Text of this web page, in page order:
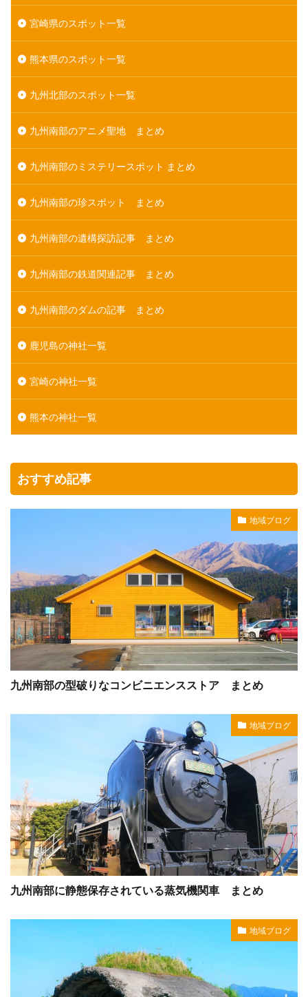
宮崎県のスポット一覧
熊本県のスポット一覧
九州北部のスポット一覧
九州南部のアニメ聖地 まとめ
九州南部のミステリースポット まとめ
九州南部の珍スポット まとめ
九州南部の遺構探訪記事 まとめ
九州南部の鉄道関連記事 まとめ
九州南部のダムの記事 まとめ
鹿児島の神社一覧
宮崎の神社一覧
熊本の神社一覧
おすすめ記事
地域ブログ
九州南部の型破りなコンビニエンスストア まとめ
地域ブログ
九州南部に静態保存されている蒸気機関車 まとめ
地域ブログ